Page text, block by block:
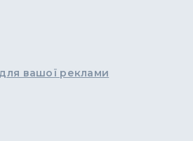
вашої реклами